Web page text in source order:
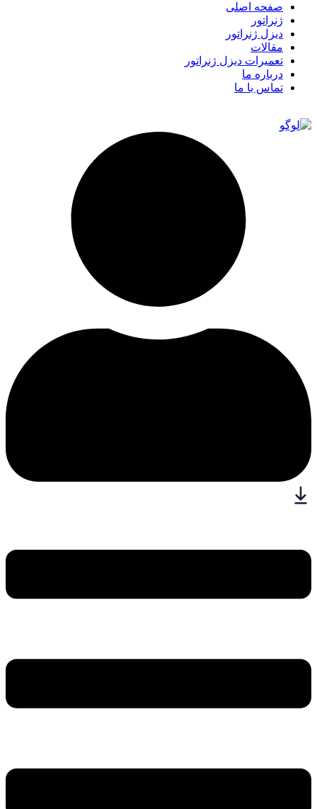
صفحه اصلی
ژنراتور
دیزل ژنراتور
مقالات
تعمیرات دیزل ژنراتور
درباره ما
تماس با ما